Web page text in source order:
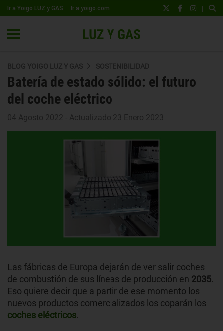
Ir a Yoigo LUZ y GAS Ir a yoigo.com |
BLOG YOIGO LUZ Y GAS SOSTENIBILIDAD
Batería de estado sólido: el futuro
del coche eléctrico
04 Agosto 2022 - Actualizado 23 Enero 2023
Las fábricas de Europa dejarán de ver salir coches
de combustión de sus líneas de producción en 2035.
Eso quiere decir que a partir de ese momento los
nuevos productos comercializados los coparán los
coches eléctricos.